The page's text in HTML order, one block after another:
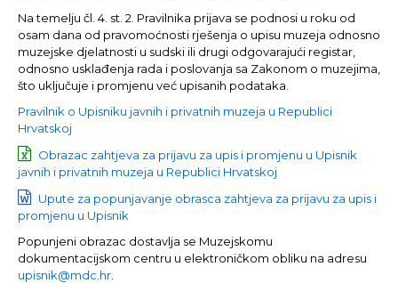
Na temelju čl. 4. st. 2. Pravilnika prijava se podnosi u roku od
osam dana od pravomoćnosti rješenja o upisu muzeja odnosno
muzejske djelatnosti u sudski ili drugi odgovarajući registar,
odnosno usklađenja rada i poslovanja sa Zakonom o muzejima,
što uključuje i promjenu već upisanih podataka.
Pravilnik o Upisniku javnih i privatnih muzeja u Republici
Hrvatskoj
Obrazac zahtjeva za prijavu za upis i promjenu u Upisnik
javnih i privatnih muzeja u Republici Hrvatskoj
Upute za popunjavanje obrasca zahtjeva za prijavu za upis i
promjenu u Upisnik
Popunjeni obrazac dostavlja se Muzejskomu
dokumentacijskom centru u elektroničkom obliku na adresu
upisnik@mdc.hr